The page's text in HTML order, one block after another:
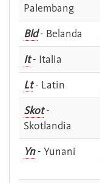
Palembang
Bld- Belanda
It- Italia
Lt- Latin
Skot-
Skotlandia
Yn- Yunani